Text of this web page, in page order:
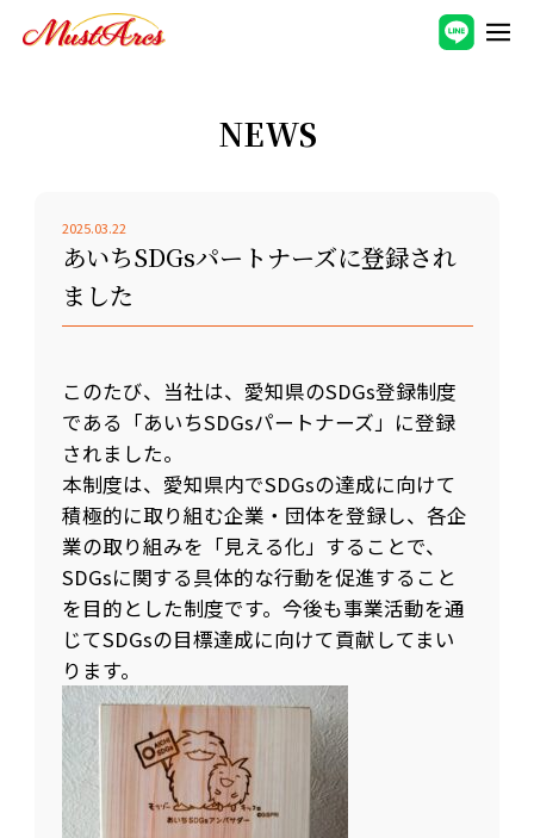
NEWS
2025.03.22
あいちSDGsパートナーズに登録され
ました
このたび、当社は、愛知県のSDGs登録制度
である「あいちSDGsパートナーズ」に登録
されました。
本制度は、愛知県内でSDGsの達成に向けて
積極的に取り組む企業・団体を登録し、各企
業の取り組みを「見える化」することで、
SDGsに関する具体的な行動を促進すること
を目的とした制度です。今後も事業活動を通
じてSDGsの目標達成に向けて貢献してまい
ります。